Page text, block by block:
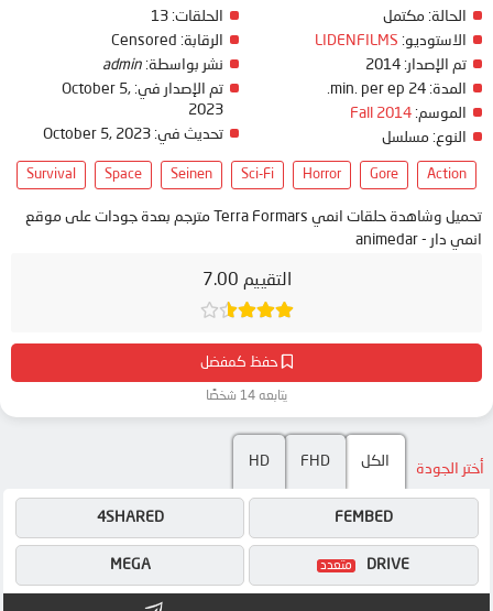
التقييم 7.00
حفظ كمفضل
يتابعه 14 شخصًا
الحالة: مكتمل
الاستوديو: LIDENFILMS
تم الإصدار:
المدة:
الموسم: Fall 2014
النوع: مسلسل
الحلقات: 13
الرقابة:
نشر بواسطة: admin
تم الإصدار في: October 5,
2023
تحديث في: October 5, 2023
Action
Gore
Horror
Sci-Fi
Seinen
Space
Survival
تحميل وشاهدة حلقات انمي Terra Formars مترجم بعدة جودات على موقع
انمي دار - animedar
أختر الجودة الكل FHD
HD
FEMBED
DRIVE
MEGA
4SHARED